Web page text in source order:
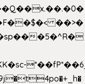
��>�
�5�^R�